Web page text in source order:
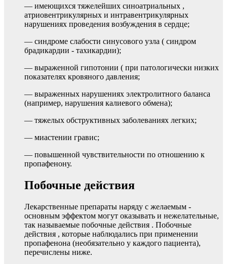
— имеющихся тяжелейших синоатриальных ,
атриовентрикулярных и интравентрикулярных
нарушениях проведения возбуждения в сердце;
— синдроме слабости синусового узла ( синдром
брадикардии - тахикардии);
— выраженной гипотонии ( при патологически низких
показателях кровяного давления;
— выраженных нарушениях электролитного баланса
(например, нарушения калиевого обмена);
— тяжелых обструктивных заболеваниях легких;
— миастении гравис;
— повышенной чувствительности по отношению к
пропафенону.
Побочные действия
Лекарственные препараты наряду с желаемым -
основным эффектом могут оказывать и нежелательные,
так называемые побочные действия . Побочные
действия , которые наблюдались при применении
пропафенона (необязательно у каждого пациента),
перечислены ниже.